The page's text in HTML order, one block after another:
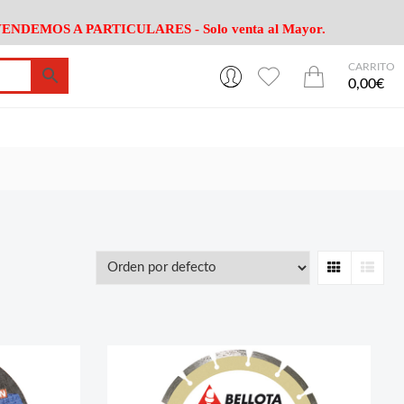
A PARTICULARES - Solo venta al Mayor.
CARRITO
0,00€
Herramientas Jardín Maquinaria Jardín
Varios Jardin
Grid List
Mobiliario